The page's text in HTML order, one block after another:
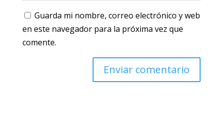
Guarda mi nombre, correo electrónico y web
en este navegador para la próxima vez que
comente.